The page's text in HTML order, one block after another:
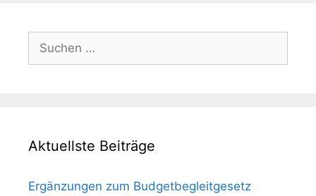
Suchen
nach:
Aktuellste Beiträge
Ergänzungen zum Budgetbegleitgesetz